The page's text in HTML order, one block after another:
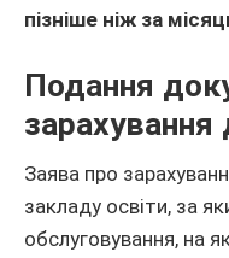
пізніше ніж за
Подання
зарахування
Заява про
закладу освіти, за
обслуговування, на